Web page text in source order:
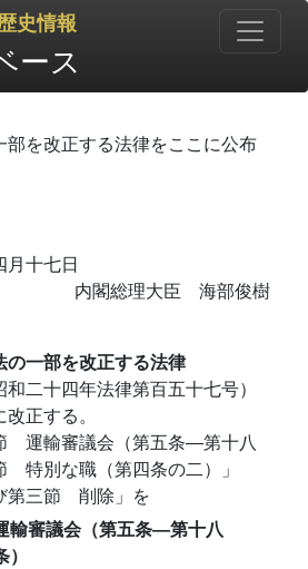
史情報
ース
部を改正する法律をここに公布
月十七日
内閣総理大臣 海部俊樹
の一部を改正する法律
二十四年法律第百五十七号）
正する。
運輸審議会（第五条―第十八
特別な職（第四条の二）」
第三節 削除」を
輸審議会（第五条―第十八
）